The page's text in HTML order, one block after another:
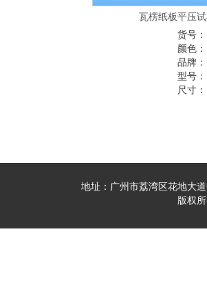
瓦楞纸板平压
货号：
颜色：
品牌：
型号：
尺寸：
地址：广州市荔湾区花地大
版权